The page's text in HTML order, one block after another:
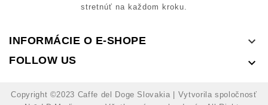
stretnúť na každom kroku.
INFORMÁCIE O E-SHOPE 
FOLLOW US 
Copyright ©2023 Caffe del Doge Slovakia | Vytvorila spoločnosť